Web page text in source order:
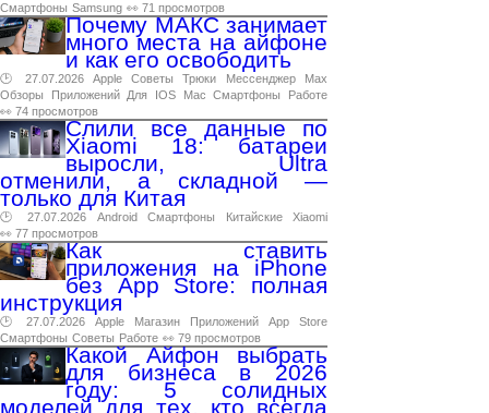
Смартфоны Samsung 👀 71 просмотров
Почему МАКС занимает
много места на айфоне
и как его освободить
🕑 27.07.2026 Apple Советы Трюки Мессенджер
Max
Обзоры
Приложений Для IOS Mac Смартфоны
Работе
👀 74 просмотров
Слили все данные по
Xiaomi 18: батареи
выросли, Ultra
отменили, а складной —
только для Китая
🕑 27.07.2026 Android Смартфоны Китайские
Xiaomi
👀 77 просмотров
Как ставить
приложения на iPhone
без App Store: полная
инструкция
🕑 27.07.2026 Apple Магазин Приложений App
Store
Смартфоны Советы Работе 👀 79 просмотров
Какой Айфон выбрать
для бизнеса в 2026
году: 5 солидных
моделей для тех, кто всегда